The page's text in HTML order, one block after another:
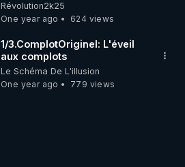
Révolution2k25
One year ago
624 views
1/3.ComplotOriginel: L'éveil
aux complots
Le Schéma De L'illusion
One year ago
779 views